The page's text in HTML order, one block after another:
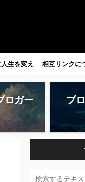
生を変え
。
相互リンクに
ロガー
ブ